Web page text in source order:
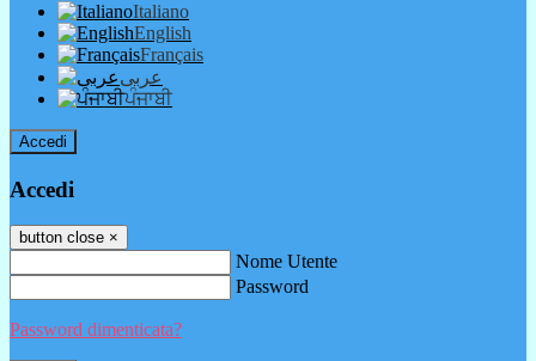
Italiano
English
Français
عربى
ਪੰਜਾਬੀ
Accedi
Accedi
button close ×
Nome Utente
Password
Password dimenticata?